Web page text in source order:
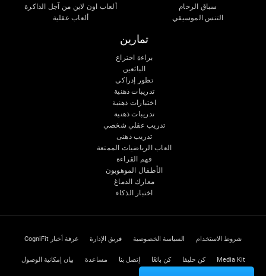
سباق الرخام
التنس الموسيقي
ألعاب اون لاين من آجل الذاكرة
ألعاب عقلية
تمارين
براءة اختراع
البائعين
تطور إدراكى
تدريبات ذهنية
اختبارات ذهنية
تدريبات ذهنية
تدريب عقلي شخصي
تدريب ذهنى
العاب الرياضيات الممتعة
فهم القراءة
الأطفال الموهوبون
معارك الدماغ
اختبار الذكاء
شروط الاستخدام السياسة الخصوصية فريق الإدارة غرفة أخبار CogniFit
Media Kit كن حليفا كن بائعًا إتصل بنا مساعدة بيان إمكانية الوصول